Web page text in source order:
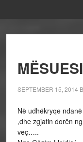
SEPTEMBER 15, 2014
Në udhëkryqe
,dhe zgjatin dorën
veç…..